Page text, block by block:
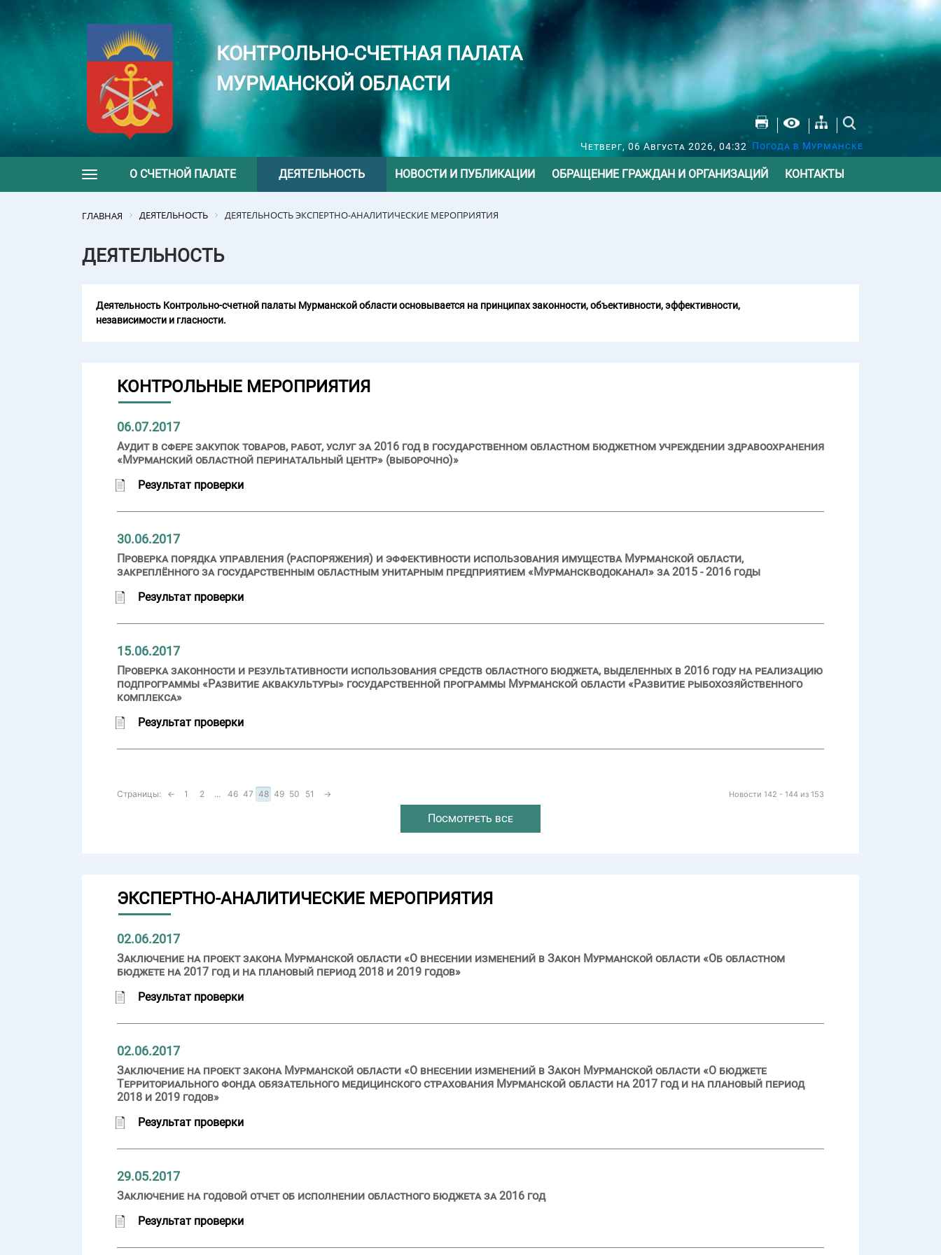
КОНТРОЛЬНО-СЧЕТНАЯ ПАЛАТА
МУРМАНСКОЙ ОБЛАСТИ
Четверг, 06 Августа 2026, 04:32 Погода в Мурманске
Toggle navigation
О СЧЕТНОЙ ПАЛАТЕ ДЕЯТЕЛЬНОСТЬ НОВОСТИ И ПУБЛИКАЦИИ ОБРАЩЕНИЕ ГРАЖДАН И ОРГАНИЗАЦИЙ КОНТАКТЫ
ГЛАВНАЯ ДЕЯТЕЛЬНОСТЬ ДЕЯТЕЛЬНОСТЬ ЭКСПЕРТНО-АНАЛИТИЧЕСКИЕ МЕРОПРИЯТИЯ
ДЕЯТЕЛЬНОСТЬ
Деятельность Контрольно-счетной палаты Мурманской области основывается на принципах законности, объективности, эффективности,
независимости и гласности.
КОНТРОЛЬНЫЕ МЕРОПРИЯТИЯ
06.07.2017
Аудит в сфере закупок товаров, работ, услуг за 2016 год в государственном областном бюджетном учреждении здравоохранения
«Мурманский областной перинатальный центр» (выборочно)»
Результат проверки
30.06.2017
Проверка порядка управления (распоряжения) и эффективности использования имущества Мурманской области,
закреплённого за государственным областным унитарным предприятием «Мурманскводоканал» за 2015 - 2016 годы
Результат проверки
15.06.2017
Проверка законности и результативности использования средств областного бюджета, выделенных в 2016 году на реализацию
подпрограммы «Развитие аквакультуры» государственной программы Мурманской области «Развитие рыбохозяйственного
комплекса»
Результат проверки
Новости 142 - 144 из 153
Страницы: ← 1 2 ... 46 47 48 49 50 51 →
Посмотреть все
ЭКСПЕРТНО-АНАЛИТИЧЕСКИЕ МЕРОПРИЯТИЯ
02.06.2017
Заключение на проект закона Мурманской области «О внесении изменений в Закон Мурманской области «Об областном
бюджете на 2017 год и на плановый период 2018 и 2019 годов»
Результат проверки
02.06.2017
Заключение на проект закона Мурманской области «О внесении изменений в Закон Мурманской области «О бюджете
Территориального фонда обязательного медицинского страхования Мурманской области на 2017 год и на плановый период
2018 и 2019 годов»
Результат проверки
29.05.2017
Заключение на годовой отчет об исполнении областного бюджета за 2016 год
Результат проверки